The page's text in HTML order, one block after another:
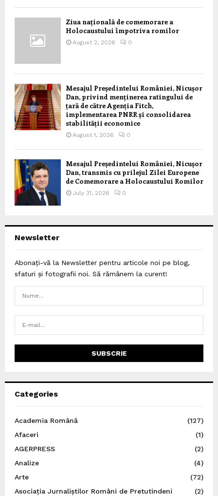
Ziua națională de comemorare a
Holocaustului împotriva romilor
August 2, 2026 0
Mesajul Președintelui României, Nicușor
Dan, privind menținerea ratingului de
țară de către Agenția Fitch,
implementarea PNRR și consolidarea
stabilității economice
August 1, 2026 0
Mesajul Președintelui României, Nicușor
Dan, transmis cu prilejul Zilei Europene
de Comemorare a Holocaustului Romilor
July 31, 2026 0
Newsletter
Abonați-vă la Newsletter pentru articole noi pe blog,
sfaturi și fotografii noi. Să rămânem la curent!
Categories
Academia Română
(127)
Afaceri
(1)
AGERPRESS
(2)
Analize
(4)
Arte
(72)
Asociația Jurnaliștilor Români de Pretutindeni
(2)